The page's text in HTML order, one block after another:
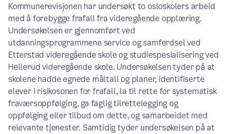
Kommunerevisjonen har undersøkt to osloskolers arbeid
med å forebygge frafall fra videregående opplæring.
Undersøkelsen er gjennomført ved
utdanningsprogrammene service og samferdsel ved
Etterstad videregående skole og studiespesialisering ved
Hellerud videregående skole. Undersøkelsen tyder på at
skolene hadde egnede måltall og planer, identifiserte
elever i risikosonen for frafall, la til rette for systematisk
fraværsoppfølging, ga faglig tilrettelegging og
oppfølging eller tilbud om dette, og samarbeidet med
relevante tjenester. Samtidig tyder undersøkelsen på at